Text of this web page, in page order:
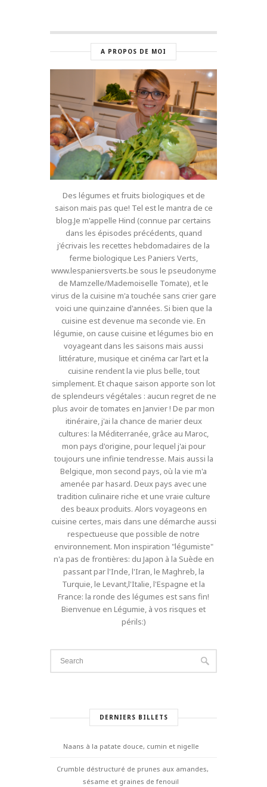
A PROPOS DE MOI
Des légumes et fruits biologiques et de
saison mais pas que! Tel est le mantra de ce
blog.Je m'appelle Hind (connue par certains
dans les épisodes précédents, quand
j'écrivais les recettes hebdomadaires de la
ferme biologique Les Paniers Verts,
www.lespaniersverts.be sous le pseudonyme
de Mamzelle/Mademoiselle Tomate), et le
virus de la cuisine m'a touchée sans crier gare
voici une quinzaine d'années. Si bien que la
cuisine est devenue ma seconde vie. En
légumie, on cause cuisine et légumes bio en
voyageant dans les saisons mais aussi
littérature, musique et cinéma car l’art et la
cuisine rendent la vie plus belle, tout
simplement. Et chaque saison apporte son lot
de splendeurs végétales : aucun regret de ne
plus avoir de tomates en Janvier ! De par mon
itinéraire, j'ai la chance de marier deux
cultures: la Méditerranée, grâce au Maroc,
mon pays d'origine, pour lequel j'ai pour
toujours une infinie tendresse. Mais aussi la
Belgique, mon second pays, où la vie m'a
amenée par hasard. Deux pays avec une
tradition culinaire riche et une vraie culture
des beaux produits. Alors voyageons en
cuisine certes, mais dans une démarche aussi
respectueuse que possible de notre
environnement. Mon inspiration "légumiste"
n'a pas de frontières: du Japon à la Suède en
passant par l'Inde, l'Iran, le Maghreb, la
Turquie, le Levant,l'Italie, l'Espagne et la
France: la ronde des légumes est sans fin!
Bienvenue en Légumie, à vos risques et
périls:)
DERNIERS BILLETS
Naans à la patate douce, cumin et nigelle
Crumble déstructuré de prunes aux amandes,
sésame et graines de fenouil